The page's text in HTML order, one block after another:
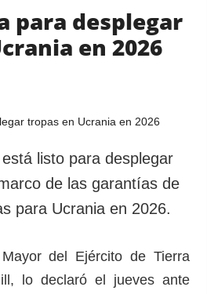
para desplegar
en 2026
listo para desplegar
de las garantías de
para Ucrania en 2026.
del Ejército de Tierra
lo declaró el jueves ante